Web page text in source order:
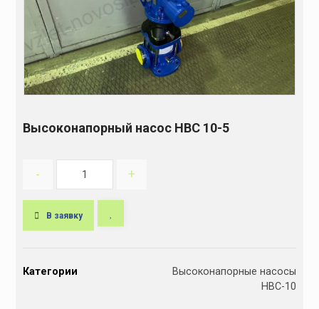
Высоконапорный насос НВС 10-5
- +
В заявку
tКатегории
Высоконапорные насосы
НВС-10